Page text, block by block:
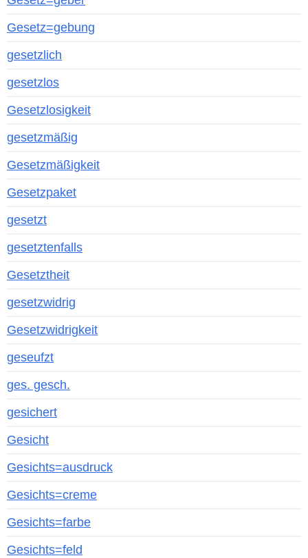
Gesetz=gebung
gesetzlich
gesetzlos
Gesetzlosigkeit
gesetzmäßig
Gesetzmäßigkeit
Gesetzpaket
gesetzt
gesetztenfalls
Gesetztheit
gesetzwidrig
Gesetzwidrigkeit
geseufzt
ges. gesch.
gesichert
Gesicht
Gesichts=ausdruck
Gesichts=creme
Gesichts=farbe
Gesichts=feld